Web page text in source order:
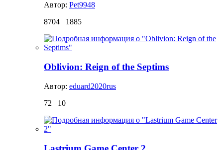
Автор: Pet9948
8704
1885
Oblivion: Reign of the Septims
Автор: eduard2020rus
72
10